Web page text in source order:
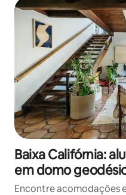
Baixa Califórnia:
em domo
Encontre acomodações